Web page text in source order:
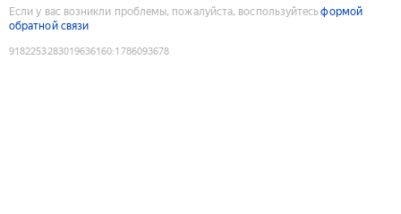
Если у вас возникли проблемы, пожалуйста, воспользуйтесьформой
обратной связи
9182253283019636160:1786093678